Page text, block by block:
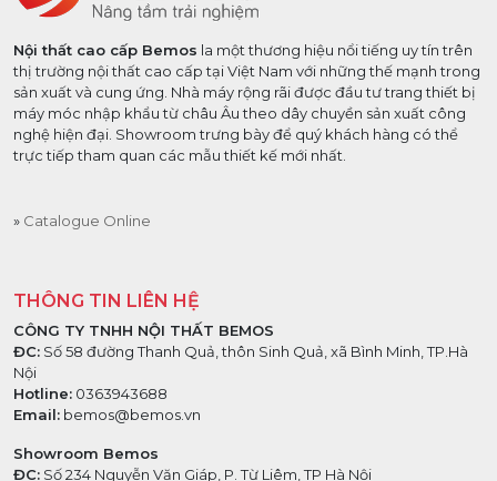
Nội thất cao cấp Bemos la một thương hiệu nổi tiếng uy tín trên
thị trường nội thất cao cấp tại Việt Nam với những thế mạnh trong
sản xuất và cung ứng. Nhà máy rộng rãi được đầu tư trang thiết bị
máy móc nhập khẩu từ châu Âu theo dây chuyền sản xuất công
nghệ hiện đại. Showroom trưng bày để quý khách hàng có thể
trực tiếp tham quan các mẫu thiết kế mới nhất.
Catalogue Online
THÔNG TIN LIÊN HỆ
CÔNG TY TNHH NỘI THẤT BEMOS
ĐC: Số 58 đường Thanh Quả, thôn Sinh Quả, xã Bình Minh, TP.Hà
Nội
Hotline: 0363943688
Email: bemos@bemos.vn
Showroom Bemos
ĐC: Số 234 Nguyễn Văn Giáp, P. Từ Liêm, TP Hà Nội